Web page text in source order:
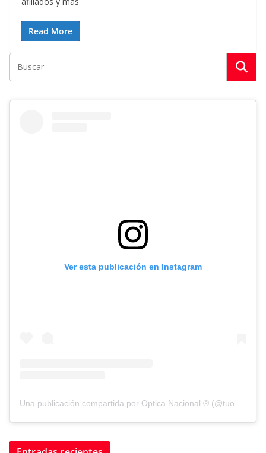
Read More
Ver esta publicación en Instagram
Una publicación compartida por Optica Nacional ® (@tuopticanacional)